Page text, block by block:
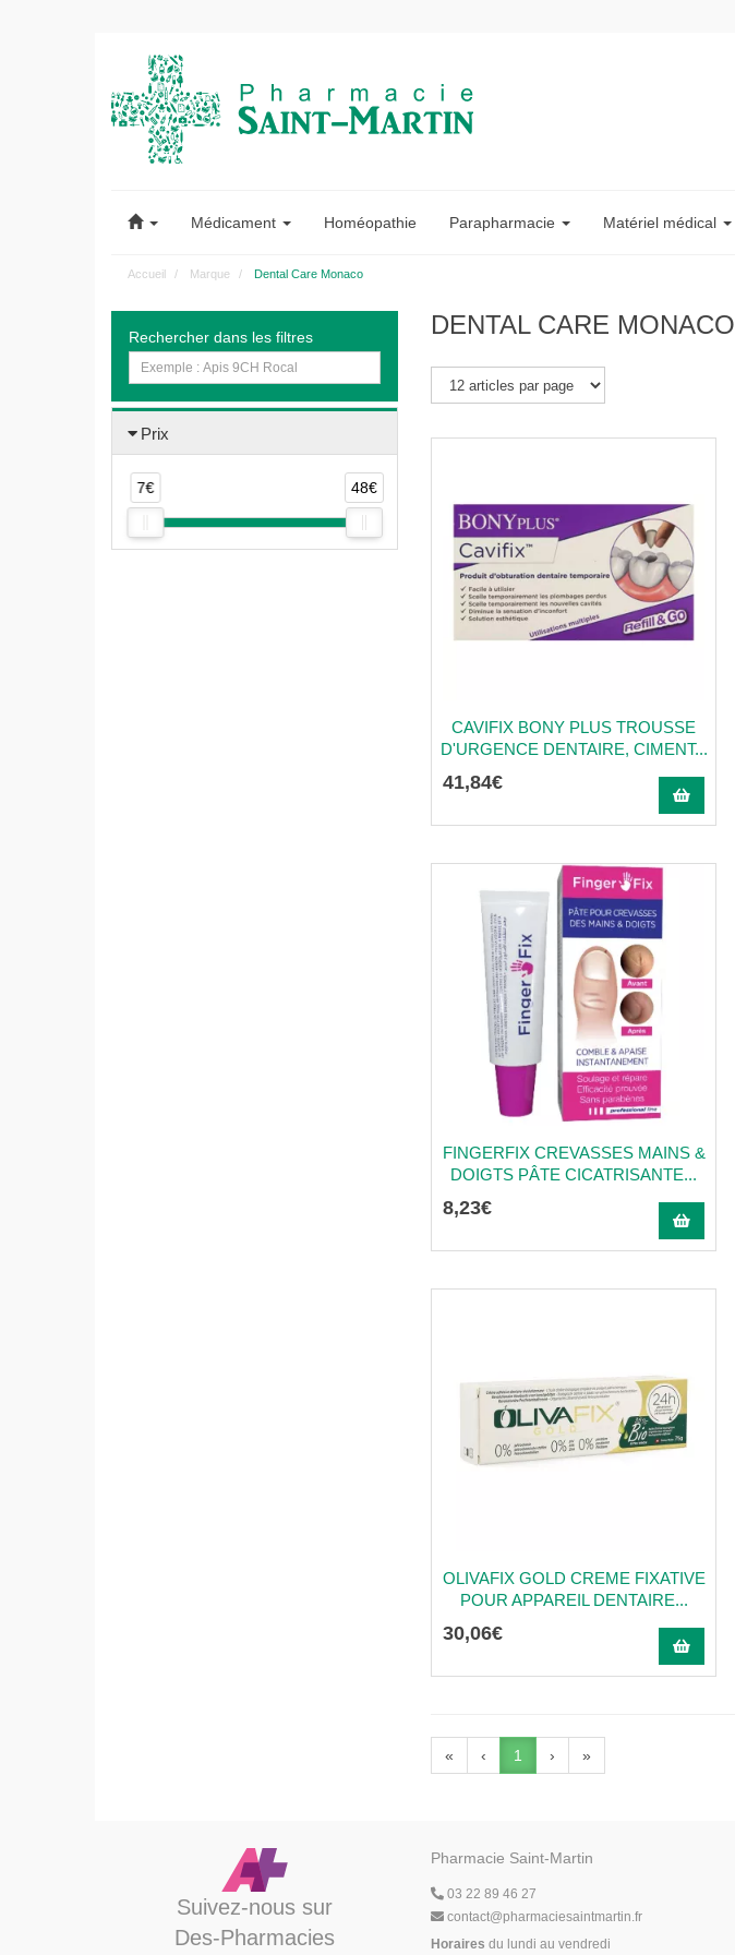
Saint-
Martin
Pharmacie
Saint-
Martin
Amiens
Médicament Homéopathie Parapharmacie Matériel médical
Accueil Marque Dental Care Monaco
DENTAL CARE MONACO
CAVIFIX BONY PLUS TROUSSE
D'URGENCE DENTAIRE, CIMENT...
41,84€
FINGERFIX CREVASSES MAINS &
DOIGTS PÂTE CICATRISANTE...
8,23€
OLIVAFIX GOLD CREME FIXATIVE
POUR APPAREIL DENTAIRE...
30,06€
« ‹ 1 › »
Rechercher dans les filtres
Prix
7€ 48€
Suivez-nous sur
Des-Pharmacies
Pharmacie Saint-Martin
03 22 89 46 27
contact@pharmaciesaintmartin.fr
Horaires du lundi au vendredi